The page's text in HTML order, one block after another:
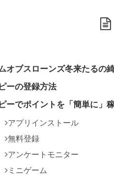
オブスローンズ冬来たるの
ーの登録方法
ーでポイントを「簡単に」
アプリインストール
無料登録
アンケートモニター
ミニゲーム